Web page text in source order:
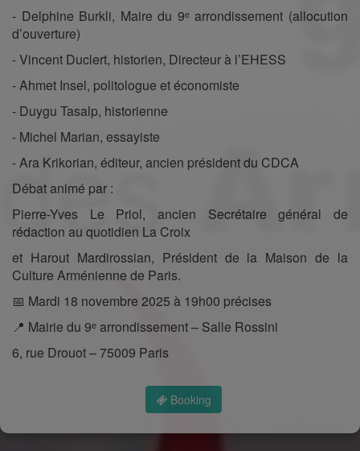
- Delphine Burkli, Maire du 9ᵉ arrondissement (allocution
d’ouverture)
- Vincent Duclert, historien, Directeur à l’EHESS
- Ahmet Insel, politologue et économiste
- Duygu Tasalp, historienne
- Michel Marian, essayiste
- Ara Krikorian, éditeur, ancien président du CDCA
Débat animé par :
Pierre-Yves Le Priol, ancien Secrétaire général de
rédaction au quotidien La Croix
et Harout Mardirossian, Président de la Maison de la
Culture Arménienne de Paris.
📅 Mardi 18 novembre 2025 à 19h00 précises
📍 Mairie du 9ᵉ arrondissement – Salle Rossini
6, rue Drouot – 75009 Paris
Booking